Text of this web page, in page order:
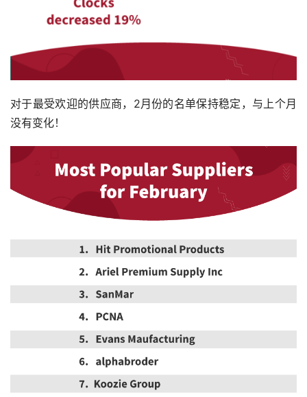
对于最受欢迎的供应商，2月份的名单保持稳定，与上个月
没有变化！